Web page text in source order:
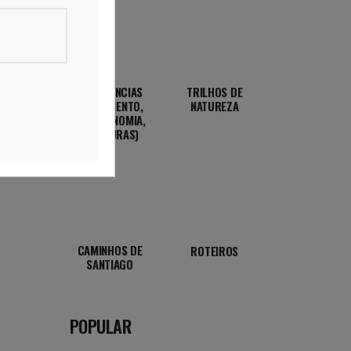
EXPERIÊNCIAS
(ALOJAMENTO,
GASTRONOMIA,
AVENTURAS)
TRILHOS DE
NATUREZA
CAMINHOS DE
SANTIAGO
ROTEIROS
POPULAR